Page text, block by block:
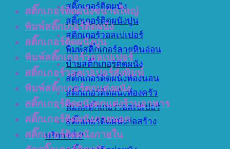
สติ๊กเกอร์ติดผนัง
สติ๊กเกอร์ติดผนังปูน
สติ๊กเกอร์วอลเปเปอร์
พิมพ์สติ๊กเกอร์ลายหินอ่อน
ป้ายสติ๊กเกอร์ติดผนัง
สติ๊กเกอร์ติดผนังห้องนอน
สติ๊กเกอร์ติดผนังห้องครัว
พิมพ์สติ๊กเกอร์วอลเปเปอร์
สติ๊กเกอร์ติดผนังก่อสร้าง
บริการที่ 2
สติ๊กเกอร์ติดผนังขนาดใหญ่
พิมพ์สติ๊กเกอร์ติดผนัง
สติ๊กเกอร์ติดผนังปูน
พิมพ์สติ๊กเกอร์วอลเปเปอร์
สติ๊กเกอร์วอลเปเปอร์สั่งพิมพ์
พิมพ์สติ๊กเกอร์ตกแต่งผนัง
สติ๊กเกอร์ติดผนังตกแต่งร้านอาหาร
สติ๊กเกอร์ติดผนังภายนอก
สติ๊กเกอร์ติดผนังภายใน